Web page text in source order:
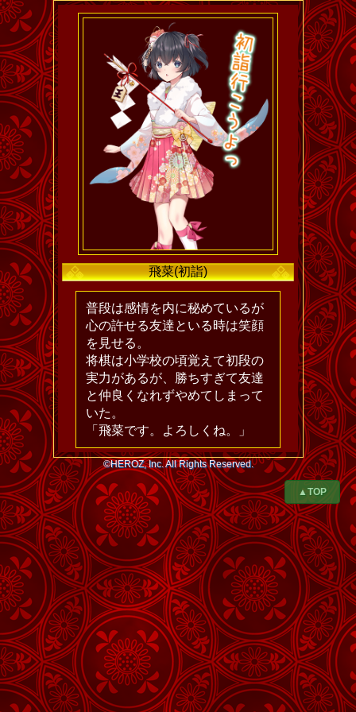
飛菜(初詣)
普段は感情を内に秘めているが
心の許せる友達といる時は笑顔
を見せる。
将棋は小学校の頃覚えて初段の
実力があるが、勝ちすぎて友達
と仲良くなれずやめてしまって
いた。
「飛菜です。よろしくね。」
©HEROZ, Inc. All Rights Reserved.
▲TOP